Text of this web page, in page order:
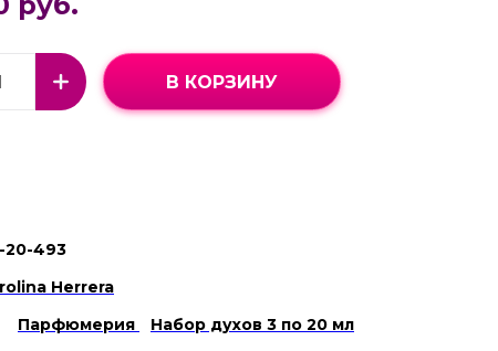
В КОРЗИНУ
20-493
Herrera
Парфюмерия
Набор духов 3 по 20 мл